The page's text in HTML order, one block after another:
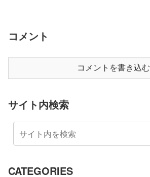
コメント
コメントを書き込む
サイト内検索
CATEGORIES